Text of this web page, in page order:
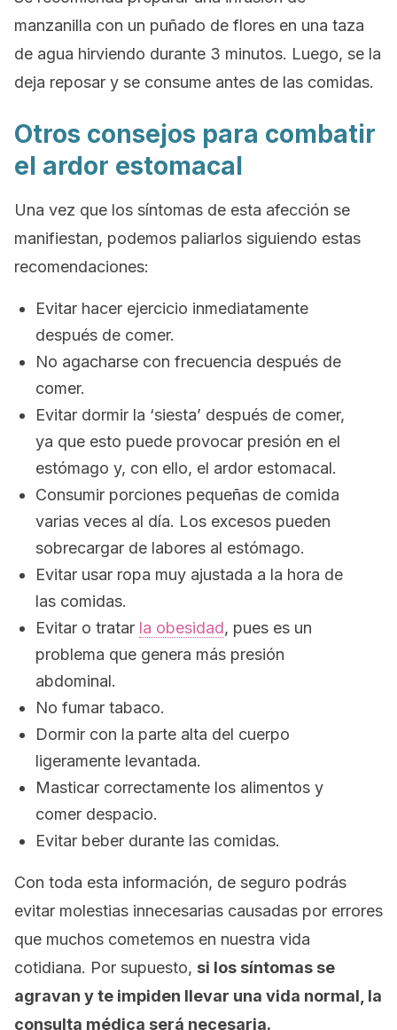
manzanilla con un puñado de flores en una taza
de agua hirviendo durante 3 minutos. Luego, se la
deja reposar y se consume antes de las comidas.
Otros consejos para combatir
el ardor estomacal
Una vez que los síntomas de esta afección se
manifiestan, podemos paliarlos siguiendo estas
recomendaciones:
Evitar hacer ejercicio inmediatamente
después de comer.
No agacharse con frecuencia después de
comer.
Evitar dormir la ‘siesta’ después de comer,
ya que esto puede provocar presión en el
estómago y, con ello, el ardor estomacal.
Consumir porciones pequeñas de comida
varias veces al día. Los excesos pueden
sobrecargar de labores al estómago.
Evitar usar ropa muy ajustada a la hora de
las comidas.
Evitar o tratar la obesidad, pues es un
problema que genera más presión
abdominal.
No fumar tabaco.
Dormir con la parte alta del cuerpo
ligeramente levantada.
Masticar correctamente los alimentos y
comer despacio.
Evitar beber durante las comidas.
Con toda esta información, de seguro podrás
evitar molestias innecesarias causadas por errores
que muchos cometemos en nuestra vida
cotidiana. Por supuesto, si los síntomas se
agravan y te impiden llevar una vida normal, la
consulta médica será necesaria.